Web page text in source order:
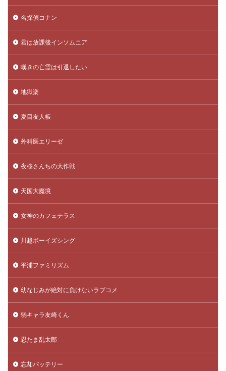
名探偵コナン
君は放課後インソムニア
嘆きの亡霊は引退したい
地獄楽
夏目友人帳
外科医エリーゼ
夜桜さんちの大作戦
天国大魔境
女神のカフェテラス
川越ボーイズシング
平浦ファミリズム
幼なじみが絶対に負けないラブコメ
弱キャラ友崎くん
忍たま乱太郎
忘却バッテリー